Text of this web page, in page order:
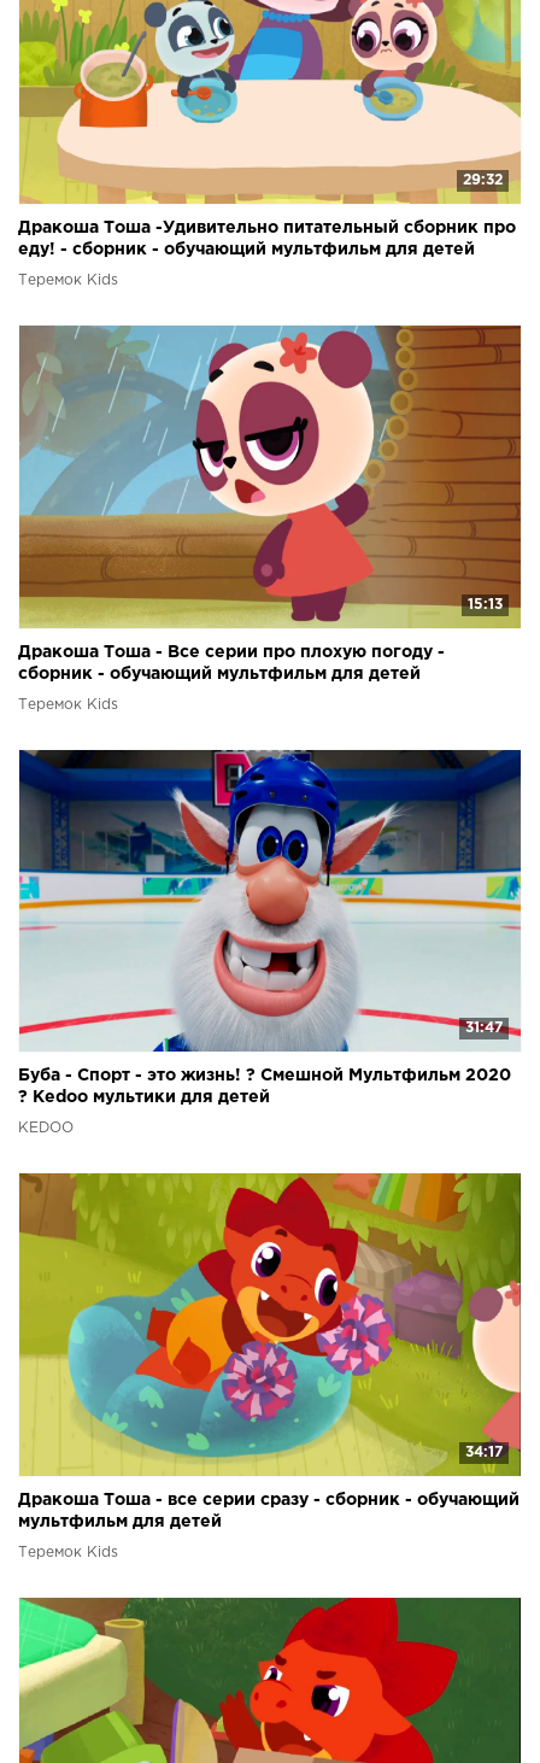
29:32
Дракоша Тоша -Удивительно питательный сборник про
еду! - сборник - обучающий мультфильм для детей
Теремок Kids
15:13
Дракоша Тоша - Все серии про плохую погоду -
сборник - обучающий мультфильм для детей
Теремок Kids
31:47
Буба - Спорт - это жизнь! ? Смешной Мультфильм 2020
? Kedoo мультики для детей
KEDOO
34:17
Дракоша Тоша - все серии сразу - сборник - обучающий
мультфильм для детей
Теремок Kids